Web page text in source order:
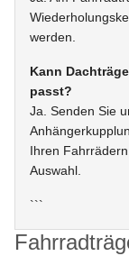
werden.
Kann
passt?
Ja. Senden Sie
Ihren
Auswahl.
```